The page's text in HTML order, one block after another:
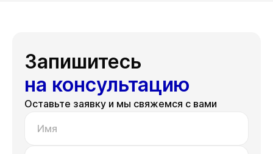
Запишитесь
на консультацию
Оставьте заявку и мы свяжемся с вами
Имя